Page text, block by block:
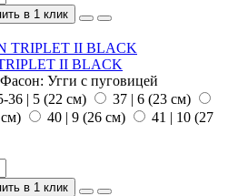
в 1 клик
II BLACK
Фасон: Угги с пуговицей
36 | 5 (22 см)
37 | 6 (23 см)
40 | 9 (26 см)
41 | 10 (27
в 1 клик